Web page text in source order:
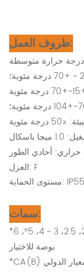
ظروف العمل:
مئوية
أحادي الطور
العزل: F
مستوى الحماية: IP55
سمات:
*مقاس وصلة شفة المدخل والمخرج 1.25، 1.5، 2، 2.5، 3 ~ 4، 5°، 6
بوصة للاختيار.
*CA(B) يتوافق مع المعيار الدولي EN733، وCAG(B) يتوافق مع المعيار